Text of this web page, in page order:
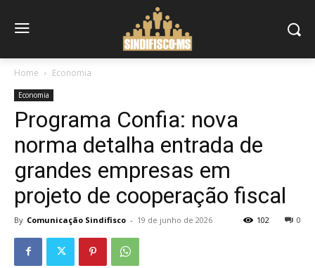
Home Economia
Economia
Programa Confia: nova
norma detalha entrada de
grandes empresas em
projeto de cooperação fiscal
By Comunicação Sindifisco - 19 de junho de 2026 0
102